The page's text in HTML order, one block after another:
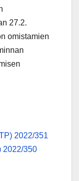
27.2.
omistamien
2022/351
2022/350